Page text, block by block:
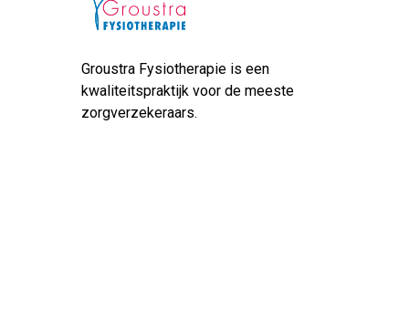
Groustra Fysiotherapie is een
kwaliteitspraktijk voor de meeste
zorgverzekeraars.